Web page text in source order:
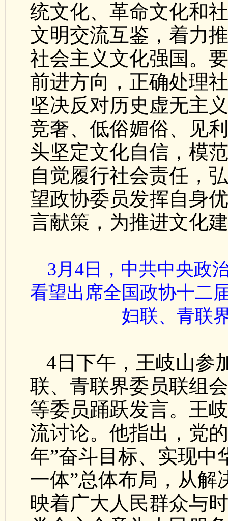
统文化、革命文化和
文明交流互鉴，着力
社会主义文化强国。
前进方向，正确处理
坚决反对历史虚无主
竞奢、低俗媚俗、见
头坚定文化自信，模
自觉履行社会责任，
望政协委员发挥自身
言献策，为推进文化
3月4日，中共中央政
看望出席全国政协十二
妇联、青联
4日下午，王岐山参
联、青联界委员联组
等委员踊跃发言。王
流讨论。他指出，党
年”奋斗目标、实现中
一体”总体布局，从解
映着广大人民群众与